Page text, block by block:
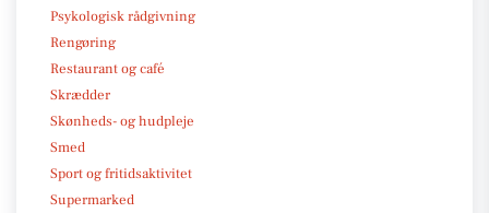
Psykologisk rådgivning
Rengøring
Restaurant og café
Skrædder
Skønheds- og hudpleje
Smed
Sport og fritidsaktivitet
Supermarked